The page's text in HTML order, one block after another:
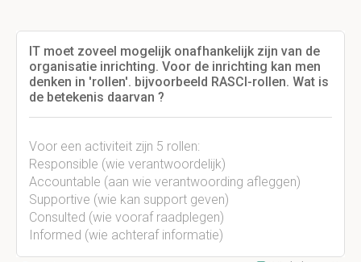
IT moet zoveel mogelijk onafhankelijk zijn van de
organisatie inrichting. Voor de inrichting kan men
denken in 'rollen'. bijvoorbeeld RASCI-rollen. Wat is
de betekenis daarvan ?
Voor een activiteit zijn 5 rollen:
Responsible (wie verantwoordelijk)
Accountable (aan wie verantwoording afleggen)
Supportive (wie kan support geven)
Consulted (wie vooraf raadplegen)
Informed (wie achteraf informatie)